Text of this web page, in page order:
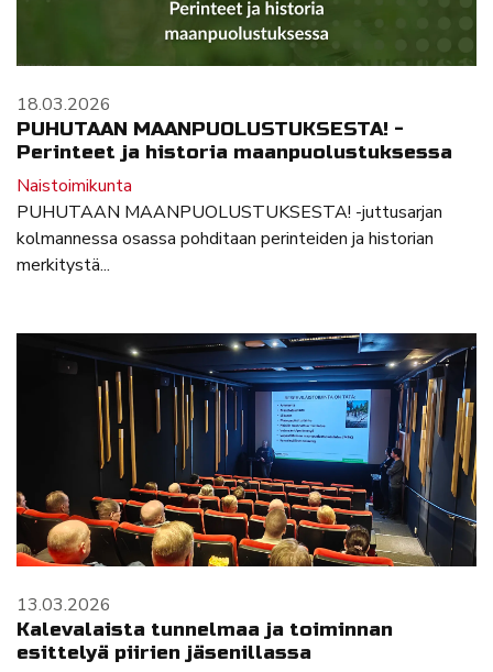
18.03.2026
PUHUTAAN MAANPUOLUSTUKSESTA! -
Perinteet ja historia maanpuolustuksessa
Naistoimikunta
PUHUTAAN MAANPUOLUSTUKSESTA! -juttusarjan
kolmannessa osassa pohditaan perinteiden ja historian
merkitystä...
13.03.2026
Kalevalaista tunnelmaa ja toiminnan
esittelyä piirien jäsenillassa